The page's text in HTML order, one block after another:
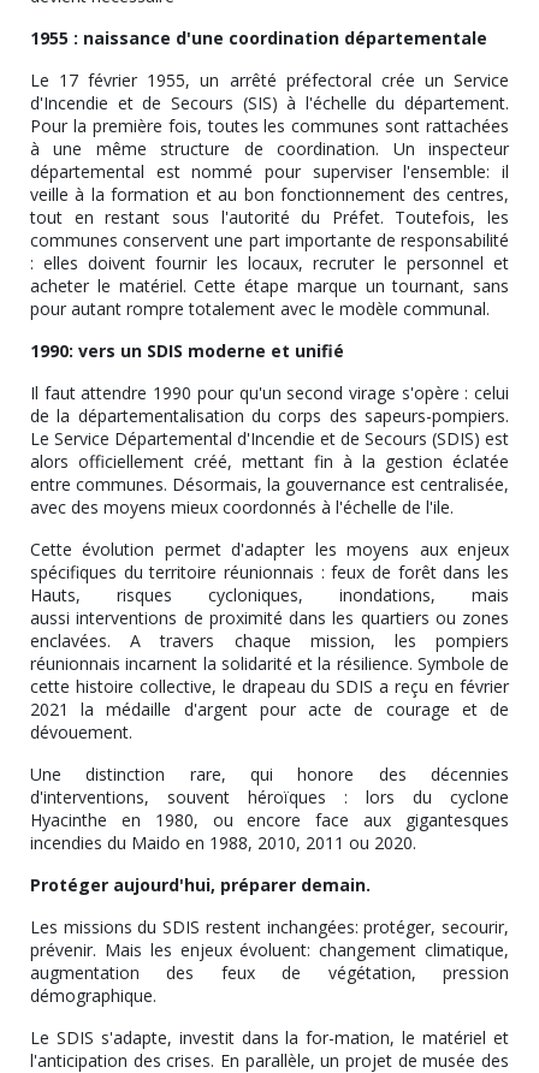
1955 : naissance d'une coordination départementale
Le 17 février 1955, un arrêté préfectoral crée un Service
d'Incendie et de Secours (SIS) à l'échelle du département.
Pour la première fois, toutes les communes sont rattachées
à une même structure de coordination. Un inspecteur
départemental est nommé pour superviser l'ensemble: il
veille à la formation et au bon fonctionnement des centres,
tout en restant sous l'autorité du Préfet. Toutefois, les
communes conservent une part importante de responsabilité
: elles doivent fournir les locaux, recruter le personnel et
acheter le matériel. Cette étape marque un tournant, sans
pour autant rompre totalement avec le modèle communal.
1990: vers un SDIS moderne et unifié
Il faut attendre 1990 pour qu'un second virage s'opère : celui
de la départementalisation du corps des sapeurs-pompiers.
Le Service Départemental d'Incendie et de Secours (SDIS) est
alors officiellement créé, mettant fin à la gestion éclatée
entre communes. Désormais, la gouvernance est centralisée,
avec des moyens mieux coordonnés à l'échelle de l'ile.
Cette évolution permet d'adapter les moyens aux enjeux
spécifiques du territoire réunionnais : feux de forêt dans les
Hauts, risques cycloniques, inondations, mais
aussi interventions de proximité dans les quartiers ou zones
enclavées. A travers chaque mission, les pompiers
réunionnais incarnent la solidarité et la résilience. Symbole de
cette histoire collective, le drapeau du SDIS a reçu en février
2021 la médaille d'argent pour acte de courage et de
dévouement.
Une distinction rare, qui honore des décennies
d'interventions, souvent héroïques : lors du cyclone
Hyacinthe en 1980, ou encore face aux gigantesques
incendies du Maido en 1988, 2010, 2011 ou 2020.
Protéger aujourd'hui, préparer demain.
Les missions du SDIS restent inchangées: protéger, secourir,
prévenir. Mais les enjeux évoluent: changement climatique,
augmentation des feux de végétation, pression
démographique.
Le SDIS s'adapte, investit dans la for-mation, le matériel et
l'anticipation des crises. En parallèle, un projet de musée des